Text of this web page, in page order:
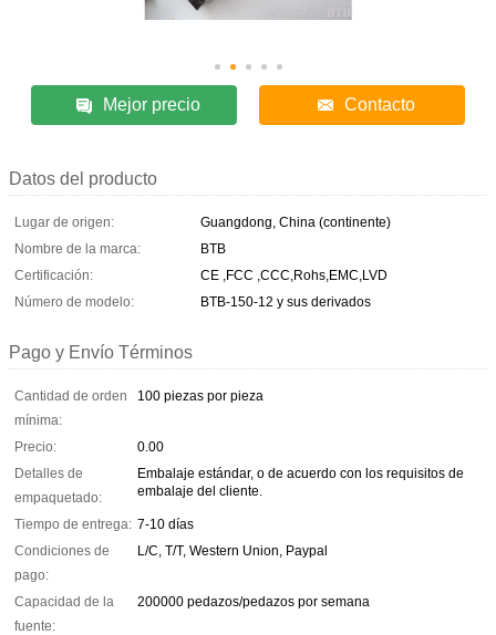
Mejor precio Contacto
Datos del producto
Lugar de origen:
Guangdong, China (continente)
Nombre de la marca:
BTB
Certificación:
CE ,FCC ,CCC,Rohs,EMC,LVD
Número de modelo:
BTB-150-12 y sus derivados
Pago y Envío Términos
Cantidad de orden
mínima:
100 piezas por pieza
Precio:
0.00
Detalles de
empaquetado:
Embalaje estándar, o de acuerdo con los requisitos de
embalaje del cliente.
Tiempo de entrega: 7-10 días
Condiciones de
pago:
L/C, T/T, Western Union, Paypal
Capacidad de la
fuente:
200000 pedazos/pedazos por semana